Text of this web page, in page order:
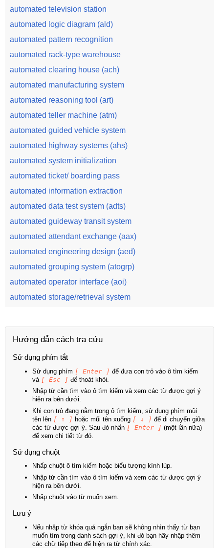
automated television station
automated logic diagram (ald)
automated pattern recognition
automated rack-type warehouse
automated clearing house (ach)
automated manufacturing system
automated reasoning tool (art)
automated teller machine (atm)
automated guided vehicle system
automated highway systems (ahs)
automated system initialization
automated ticket/ boarding pass
automated information extraction
automated data test system (adts)
automated guideway transit system
automated attendant exchange (aax)
automated engineering design (aed)
automated grouping system (atogrp)
automated operator interface (aoi)
automated storage/retrieval system
Hướng dẫn cách tra cứu
Sử dụng phím tắt
Sử dụng phím [ Enter ] để đưa con trỏ vào ô tìm kiếm
và [ Esc ] để thoát khỏi.
Nhập từ cần tìm vào ô tìm kiếm và xem các từ được gợi ý
hiện ra bên dưới.
Khi con trỏ đang nằm trong ô tìm kiếm, sử dụng phím mũi
tên lên [ ↑ ] hoặc mũi tên xuống [ ↓ ] để di chuyển giữa
các từ được gợi ý. Sau đó nhấn [ Enter ] (một lần nữa)
để xem chi tiết từ đó.
Sử dụng chuột
Nhấp chuột ô tìm kiếm hoặc biểu tượng kính lúp.
Nhập từ cần tìm vào ô tìm kiếm và xem các từ được gợi ý
hiện ra bên dưới.
Nhấp chuột vào từ muốn xem.
Lưu ý
Nếu nhập từ khóa quá ngắn bạn sẽ không nhìn thấy từ bạn
muốn tìm trong danh sách gợi ý, khi đó bạn hãy nhập thêm
các chữ tiếp theo để hiện ra từ chính xác.